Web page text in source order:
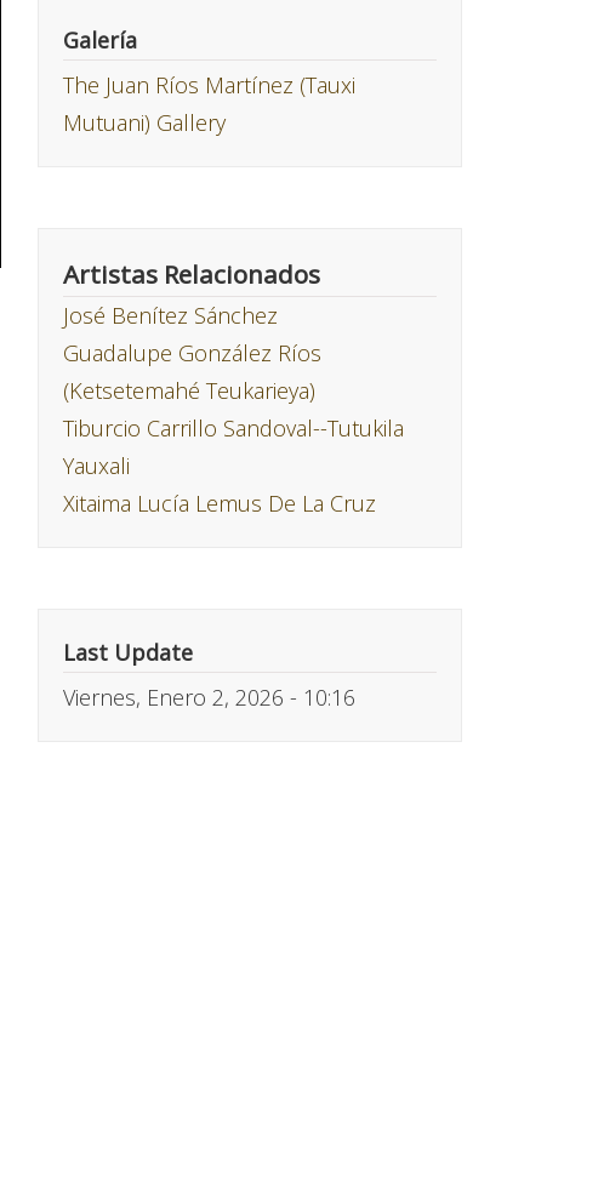
Galería
The Juan Ríos Martínez (Tauxi
Mutuani) Gallery
Artistas Relacionados
José Benítez Sánchez
Guadalupe González Ríos
(Ketsetemahé Teukarieya)
Tiburcio Carrillo Sandoval--Tutukila
Yauxali
Xitaima Lucía Lemus De La Cruz
Last Update
Viernes, Enero 2, 2026 - 10:16